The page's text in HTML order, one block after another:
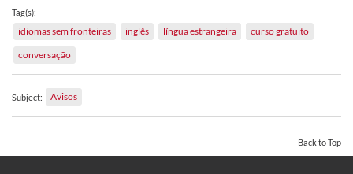
Tag(s):
idiomas sem fronteiras inglês língua estrangeira
curso gratuito
conversação
Subject: Avisos
Back to Top